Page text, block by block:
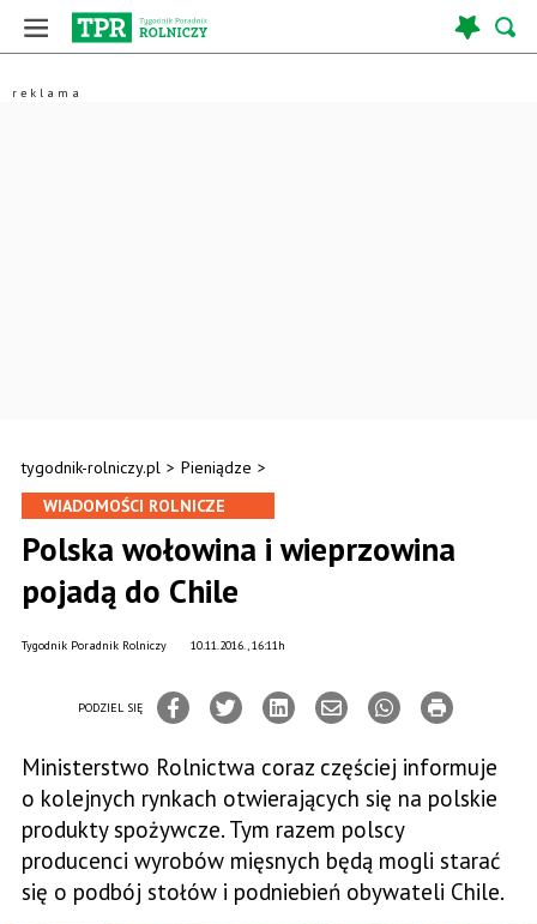
tygodnik-rolniczy.pl > Pieniądze >
WIADOMOŚCI ROLNICZE
Polska wołowina i wieprzowina
pojadą do Chile
10.11.2016., 16:11h
Tygodnik Poradnik Rolniczy
PODZIEL SIĘ
Ministerstwo Rolnictwa coraz częściej informuje
o kolejnych rynkach otwierających się na polskie
produkty spożywcze. Tym razem polscy
producenci wyrobów mięsnych będą mogli starać
się o podbój stołów i podniebień obywateli Chile.